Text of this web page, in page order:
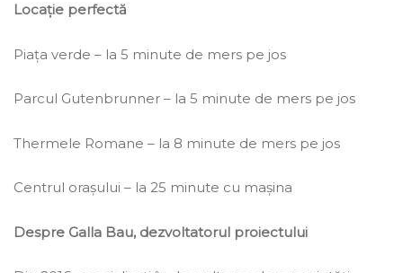
Locație perfectă
Piața verde – la 5 minute de mers pe jos
Parcul Gutenbrunner – la 5 minute de mers pe jos
Thermele Romane – la 8 minute de mers pe jos
Centrul orașului – la 25 minute cu mașina
Despre Galla Bau, dezvoltatorul proiectului